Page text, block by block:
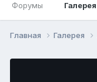
Форумы Галерея
Главная Галерея